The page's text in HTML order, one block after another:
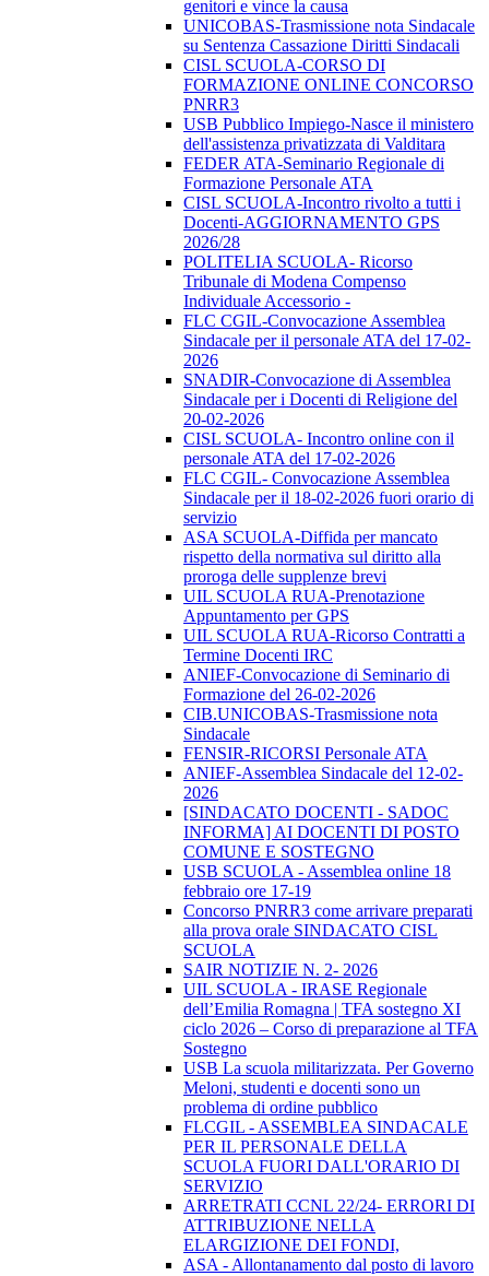
genitori e vince la causa
UNICOBAS-Trasmissione nota Sindacale
su Sentenza Cassazione Diritti Sindacali
CISL SCUOLA-CORSO DI
FORMAZIONE ONLINE CONCORSO
PNRR3
USB Pubblico Impiego-Nasce il ministero
dell'assistenza privatizzata di Valditara
FEDER ATA-Seminario Regionale di
Formazione Personale ATA
CISL SCUOLA-Incontro rivolto a tutti i
Docenti-AGGIORNAMENTO GPS
2026/28
POLITELIA SCUOLA- Ricorso
Tribunale di Modena Compenso
Individuale Accessorio -
FLC CGIL-Convocazione Assemblea
Sindacale per il personale ATA del 17-02-
2026
SNADIR-Convocazione di Assemblea
Sindacale per i Docenti di Religione del
20-02-2026
CISL SCUOLA- Incontro online con il
personale ATA del 17-02-2026
FLC CGIL- Convocazione Assemblea
Sindacale per il 18-02-2026 fuori orario di
servizio
ASA SCUOLA-Diffida per mancato
rispetto della normativa sul diritto alla
proroga delle supplenze brevi
UIL SCUOLA RUA-Prenotazione
Appuntamento per GPS
UIL SCUOLA RUA-Ricorso Contratti a
Termine Docenti IRC
ANIEF-Convocazione di Seminario di
Formazione del 26-02-2026
CIB.UNICOBAS-Trasmissione nota
Sindacale
FENSIR-RICORSI Personale ATA
ANIEF-Assemblea Sindacale del 12-02-
2026
[SINDACATO DOCENTI - SADOC
INFORMA] AI DOCENTI DI POSTO
COMUNE E SOSTEGNO
USB SCUOLA - Assemblea online 18
febbraio ore 17-19
Concorso PNRR3 come arrivare preparati
alla prova orale SINDACATO CISL
SCUOLA
SAIR NOTIZIE N. 2- 2026
UIL SCUOLA - IRASE Regionale
dell’Emilia Romagna | TFA sostegno XI
ciclo 2026 – Corso di preparazione al TFA
Sostegno
USB La scuola militarizzata. Per Governo
Meloni, studenti e docenti sono un
problema di ordine pubblico
FLCGIL - ASSEMBLEA SINDACALE
PER IL PERSONALE DELLA
SCUOLA FUORI DALL'ORARIO DI
SERVIZIO
ARRETRATI CCNL 22/24- ERRORI DI
ATTRIBUZIONE NELLA
ELARGIZIONE DEI FONDI,
ASA - Allontanamento dal posto di lavoro